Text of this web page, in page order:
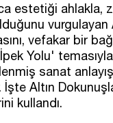
estetiği ahlakla,
vefakar bir
Yolu'
sanat
İşte Altın
kullandı.